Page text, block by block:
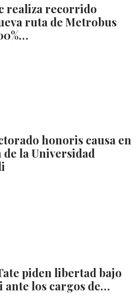
realiza recorrido
ruta de Metrobus
honoris causa en
la Universidad
piden libertad bajo
ante los cargos de…